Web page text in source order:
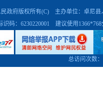
民政府版权所有(C) 主办单位：卓尼
识码：6230220001 建议使用
总访问次数：